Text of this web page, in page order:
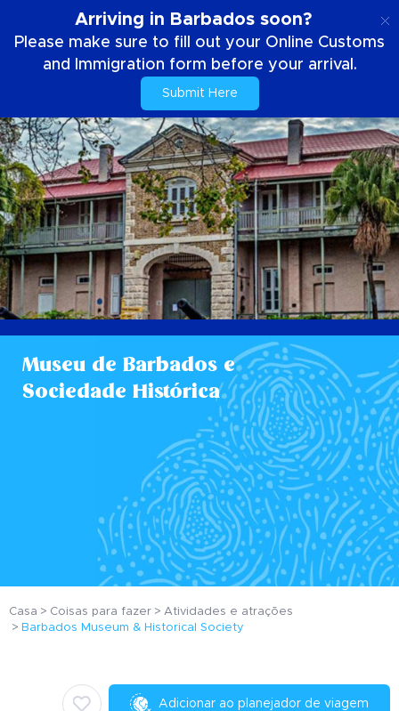
Arriving in Barbados soon?
Please make sure to fill out your Online Customs
and Immigration form before your arrival.
Submit Here
Museu de Barbados e
Sociedade Histórica
Casa Coisas para fazer
Atividades e atrações
Barbados Museum & Historical Society
Adicionar ao planejador de viagem